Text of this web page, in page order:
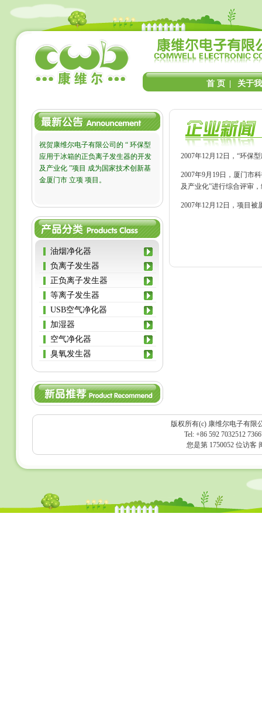
首 页 关于
祝贺康维尔电子有限公司的 “ 环保型
应用于冰箱的正负离子发生器的开发
及产业化 ”项目 成为国家技术创新基
金厦门市 立项 项目。
油烟净化器
负离子发生器
正负离子发生器
等离子发生器
USB空气净化器
加湿器
空气净化器
臭氧发生器
2007年12月12日，“环保
2007年9月19日，厦门市
及产业化”进行综合评审
2007年12月12日，项目
版权所有(c) 康维尔电子有
Tel: +86 592 7032512
您是第 1750052 位访客